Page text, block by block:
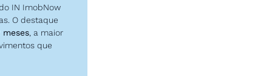
IN ImobNow
O destaque
, a maior
que